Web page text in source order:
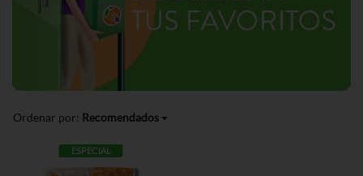
Ordenar por: Recomendados
ESPECIAL